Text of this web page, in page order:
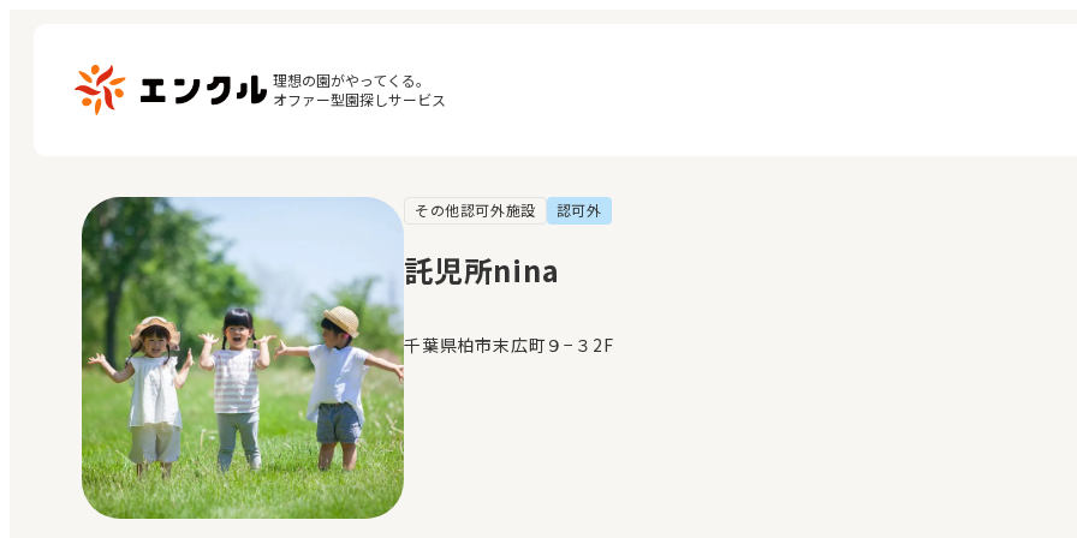
理想の園がやってくる。
オファー型園探しサービス
保育園・幼稚園を探す
地図から探す
地域から探す
マイページ
閲覧履歴
お気に入り
その他認可外施設 認可外
託児所nina
千葉県柏市末広町９−３2F